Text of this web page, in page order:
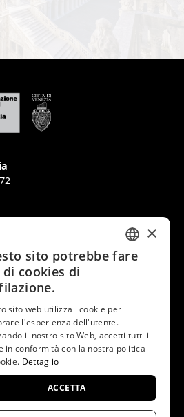
ITALIAN
GERMAN
FRENCH
×
sito potrebbe fare
di cookies di
sito web utilizza i cookie per
l'esperienza dell'utente.
il nostro sito Web, accetti tutti i
in conformità con la nostra politica
Dettaglio
ACCETTA